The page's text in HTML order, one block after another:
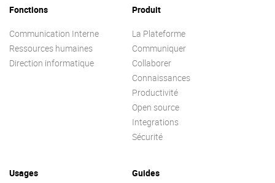
Fonctions
Communication Interne
Ressources humaines
Direction informatique
Produit
La Plateforme
Communiquer
Collaborer
Connaissances
Productivité
Open source
Integrations
Sécurité
Usages Guides